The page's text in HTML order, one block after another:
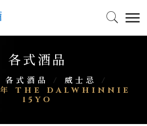
各式酒品
各式酒品 / 威士忌
/
年 THE DALWHINNIE
15YO